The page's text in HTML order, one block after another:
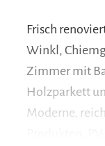
Frisch
Winkl,
Zimmer mit
Holzparkett
Moderne,